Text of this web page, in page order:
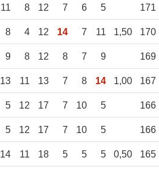
11 8 12 7 6 5 171
8 4 12 14 7 11 1,50 170
9 8 12 8 7 9 169
13 11 13 7 8 14 1,00 167
5 12 17 7 10 5 166
5 12 17 7 10 5 166
14 11 18 5 5 5 0,50 165